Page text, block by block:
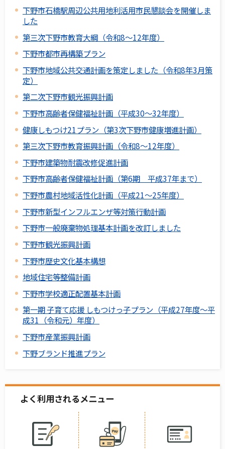
下野市石橋駅周辺公共用地利活用市民懇談会を開催しま
した
第三次下野市教育大綱（令和8～12年度）
下野市都市再構築プラン
下野市地域公共交通計画を策定しました（令和8年3月策
定）
第二次下野市観光振興計画
下野市高齢者保健福祉計画（平成30～32年度）
健康しもつけ21プラン（第3次下野市健康増進計画）
第三次下野市教育振興計画（令和8～12年度）
下野市建築物耐震改修促進計画
下野市高齢者保健福祉計画（第6期 平成37年まで）
下野市農村地域活性化計画（平成21～25年度）
下野市新型インフルエンザ等対策行動計画
下野市一般廃棄物処理基本計画を改訂しました
下野市観光振興計画
下野市歴史文化基本構想
地域住宅等整備計画
下野市学校適正配置基本計画
第一期 子育て応援 しもつけっ子プラン（平成27年度～平
成31（令和元）年度）
下野市産業振興計画
下野ブランド推進プラン
よく利用されるメニュー